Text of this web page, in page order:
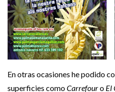
En otras ocasiones he podido
superficies comoCarrefouro El